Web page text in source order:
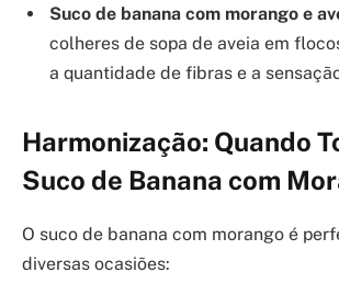
Suco de banana com morango e
colheres de sopa de aveia em
a quantidade de fibras e a
Harmonização: Quando
Suco de Banana com
O suco de banana com morango é
diversas ocasiões: